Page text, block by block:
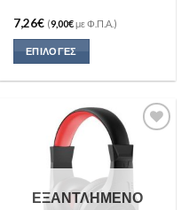
7,26€ (9,00€με Φ.Π.Α.)
ΕΠΙΛΟΓΈΣ
ΕΞΑΝΤΛΗΜΈΝΟ